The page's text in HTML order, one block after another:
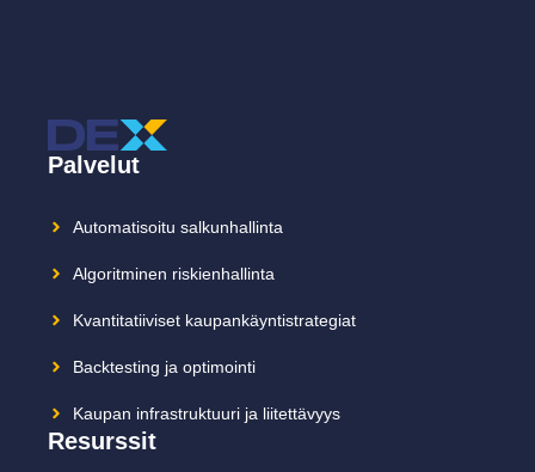
Palvelut
Automatisoitu salkunhallinta
Algoritminen riskienhallinta
Kvantitatiiviset kaupankäyntistrategiat
Backtesting ja optimointi
Kaupan infrastruktuuri ja liitettävyys
Resurssit